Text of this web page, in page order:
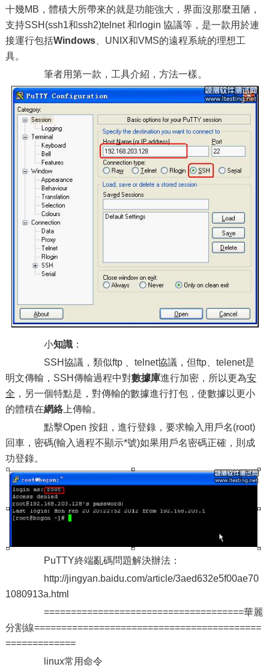
十幾MB，體積大所帶來的就是功能強大，界面沒那麼丑陋，
支持SSH(ssh1和ssh2)telnet 和rlogin 協議等，是一款用於連
接運行包括Windows、UNIX和VMS的遠程系統的理想工
具。
筆者用第一款，工具介紹，方法一樣。
小知識：
SSH協議，類似ftp 、telnet協議，但ftp、telenet是
明文傳輸，SSH傳輸過程中對數據庫進行加密，所以更為安
全 ，另一個特點是，對傳輸的數據進行打包，使數據以更小
的體積在網絡上傳輸。
點擊Open 按鈕，進行登錄，要求輸入用戶名(root)
回車，密碼(輸入過程不顯示*號)如果用戶名密碼正確，則成
功登錄。
PuTTY終端亂碼問題解決辦法：
http://jingyan.baidu.com/article/3aed632e5f00ae70
1080913a.html
=====================================華麗
分割線==========================================
=============
linux常用命令